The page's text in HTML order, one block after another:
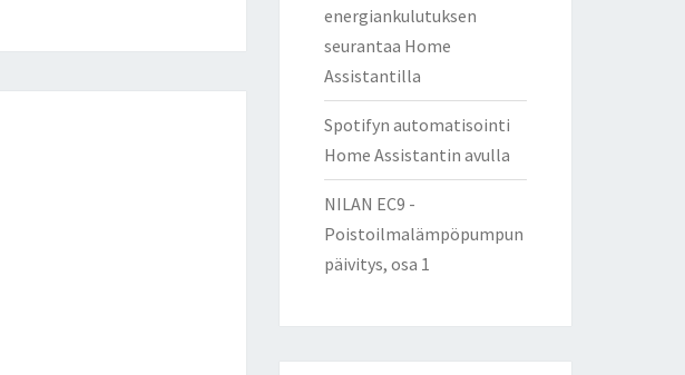
energiankulutuksen
seurantaa Home
Assistantilla
Spotifyn automatisointi
Home Assistantin avulla
NILAN EC9 -
Poistoilmalämpöpumpun
päivitys, osa 1